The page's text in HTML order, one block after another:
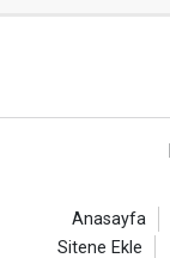
Anasayfa
Sitene Ekle